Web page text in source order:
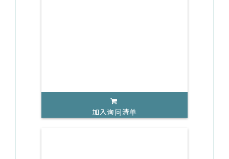
加入询问清单